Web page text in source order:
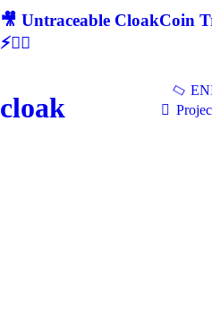
🎥 Untraceable CloakCoin
⚡🕵‍♂
cloak